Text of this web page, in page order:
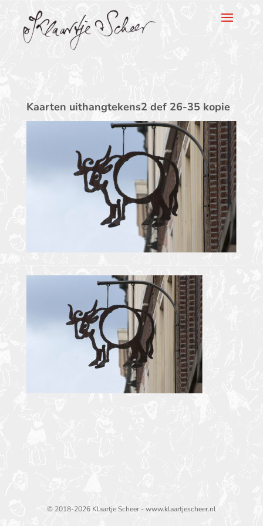
Klaartje Scheer
Kaarten uithangtekens2 def 26-35 kopie
© 2018-2026 Klaartje Scheer - www.klaartjescheer.nl